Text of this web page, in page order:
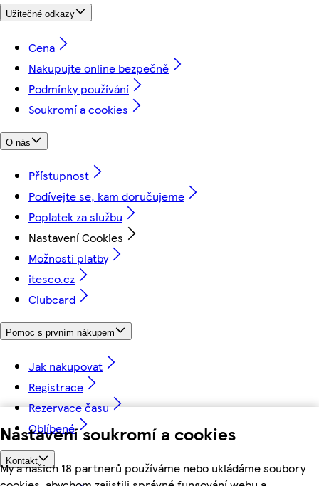
Nastavení soukromí a cookies
My a našich 18 partnerů používáme nebo ukládáme soubory
Užitečné odkazy
Cena
Nakupujte online bezpečně
Podmínky používání
Soukromí a cookies
O nás
Přístupnost
Podívejte se, kam doručujeme
Poplatek za službu
Nastavení Cookies
Možnosti platby
itesco.cz
Clubcard
Pomoc s prvním nákupem
Jak nakupovat
Registrace
Rezervace času
Oblíbené
Kontakt